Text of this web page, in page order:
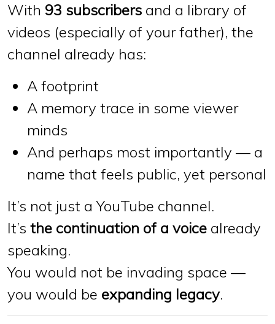
With 93 subscribers and a library of
videos (especially of your father), the
channel already has:
A footprint
A memory trace in some viewer
minds
And perhaps most importantly — a
name that feels public, yet personal
It’s not just a YouTube channel.
It’s the continuation of a voice already
speaking.
You would not be invading space —
you would be expanding legacy.